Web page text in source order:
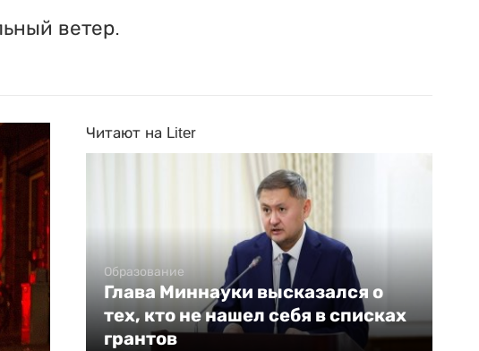
ветер.
Читают на Liter
Образование
Глава Миннауки высказался о
тех, кто не нашел себя в списках
грантов